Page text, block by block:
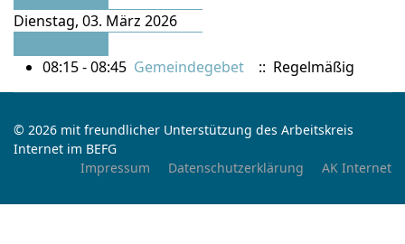
Dienstag, 03. März 2026
08:15 - 08:45 Gemeindegebet :: Regelmäßig
© 2026 mit freundlicher Unterstützung des Arbeitskreis
Internet im BEFG
Impressum
Datenschutzerklärung AK Internet